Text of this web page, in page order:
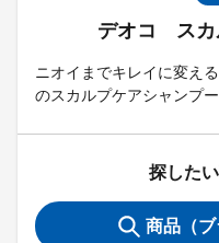
デオコ スカ
ニオイまでキレイに変え
のスカルプケアシャンプー
探した
商品（